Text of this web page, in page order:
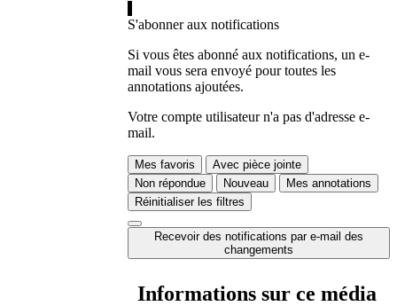
S'abonner aux notifications
Si vous êtes abonné aux notifications, un e-
mail vous sera envoyé pour toutes les
annotations ajoutées.
Votre compte utilisateur n'a pas d'adresse e-
mail.
Mes favoris
Avec pièce jointe
Non répondue
Nouveau
Mes annotations
Réinitialiser les filtres
Recevoir des notifications par e-mail des
changements
Informations sur ce média